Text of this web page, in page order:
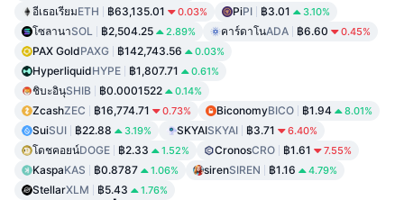
อีเธอเรียมETH ฿63,135.01 0.03% PiPI ฿3.01 3.10%
โซลานาSOL ฿2,504.25 2.89% คาร์ดาโนADA ฿6.60 0.45%
PAX GoldPAXG ฿142,743.56 0.03%
HyperliquidHYPE ฿1,807.71 0.61%
ชิบะอินุSHIB ฿0.0001522 0.14%
ZcashZEC ฿16,774.71 0.73% BiconomyBICO ฿1.94 8.01%
SuiSUI ฿22.88 3.19% SKYAISKYAI ฿3.71 6.40%
โดชคอยน์DOGE ฿2.33 1.52% CronosCRO ฿1.61 7.55%
KaspaKAS ฿0.8787 1.06% sirenSIREN ฿1.16 4.79%
StellarXLM ฿5.43 1.76%